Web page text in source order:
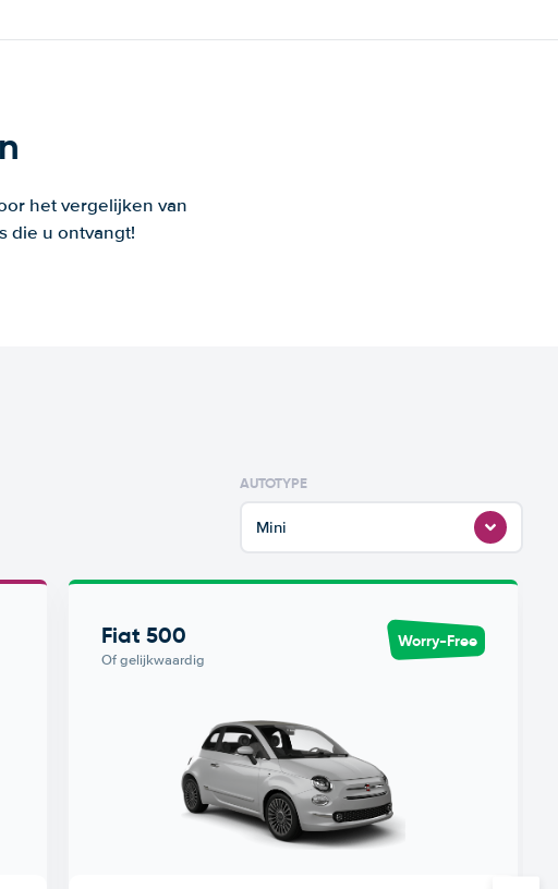
het vergelijken van
die u ontvangt!
AUTOTYPE
Mini
Fiat 500
Of gelijkwaardig
Worry-Free